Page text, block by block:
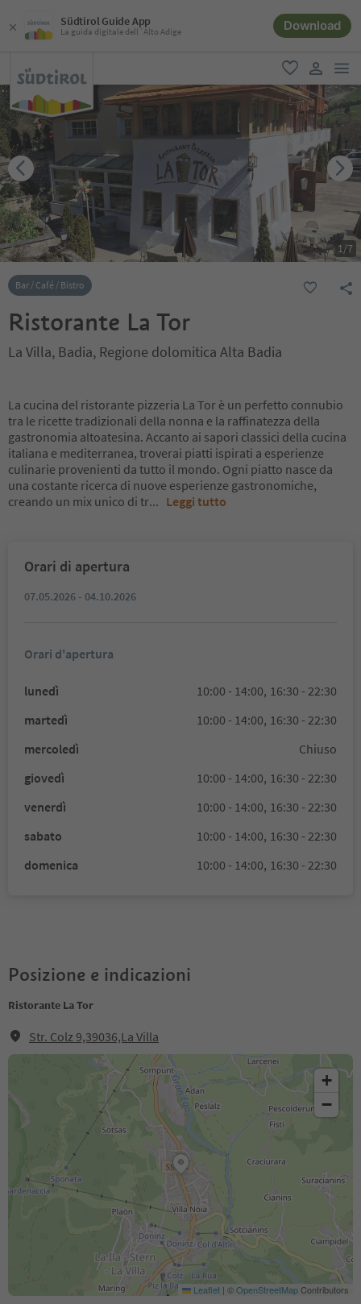
Südtirol Guide App
La guida digitale dell´Alto Adige Download
favoriti
user link
1/7
Bar / Café / Bistro
Ristorante La Tor
La Villa, Badia, Regione dolomitica Alta Badia
La cucina del ristorante pizzeria La Tor è un perfetto connubio
tra le ricette tradizionali della nonna e la raffinatezza della
gastronomia altoatesina. Accanto ai sapori classici della cucina
italiana e mediterranea, troverai piatti ispirati a esperienze
culinarie provenienti da tutto il mondo. Ogni piatto nasce da
una costante ricerca di nuove esperienze gastronomiche,
creando un mix unico di tr... Leggi tutto
Orari di apertura
07.05.2026 - 04.10.2026
Orari d'apertura
lunedì 10:00 - 14:00, 16:30 - 22:30
martedì
10:00 - 14:00, 16:30 - 22:30
mercoledì
Chiuso
giovedì
10:00 - 14:00, 16:30 - 22:30
venerdì
10:00 - 14:00, 16:30 - 22:30
sabato
10:00 - 14:00, 16:30 - 22:30
domenica
10:00 - 14:00, 16:30 - 22:30
Posizione e indicazioni
Ristorante La Tor
Str. Colz 9,39036,La Villa
+
−
Leaflet | ©OpenStreetMapContributors